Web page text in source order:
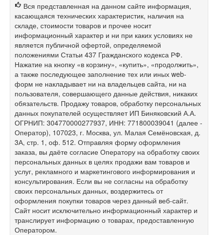
Вся представленная на данном сайте информация,
касающаяся технических характеристик, наличия на
складе, стоимости товаров и прочее носит
информационный характер и ни при каких условиях не
является публичной офертой, определяемой
положениями Статьи 437 Гражданского кодекса РФ.
Нажатие на кнопку «в корзину», «купить», «продолжить»,
а также последующее заполнение тех или иных web-
форм не накладывает ни на владельцев сайта, ни на
пользователя, совершающего данные действия, никаких
обязательств. Продажу товаров, обработку персональных
данных покупателей осуществляет ИП Биняковский А.А.
ОГРНИП: 304770000277937, ИНН: 771800039041 (далее -
Оператор), 107023, г. Москва, ул. Малая Семёновская, д.
3А, стр. 1, оф. 512. Отправляя форму оформления
заказа, вы даёте согласие Оператору на обработку своих
персональных данных в целях продажи вам товаров и
услуг, рекламного и маркетингового информирования и
консультирования. Если вы не согласны на обработку
своих персональных данных, воздержитесь от
оформления покупки товаров через данный веб-сайт.
Сайт носит исключительно информационный характер и
транслирует информацию о товарах, предоставленную
Оператором.